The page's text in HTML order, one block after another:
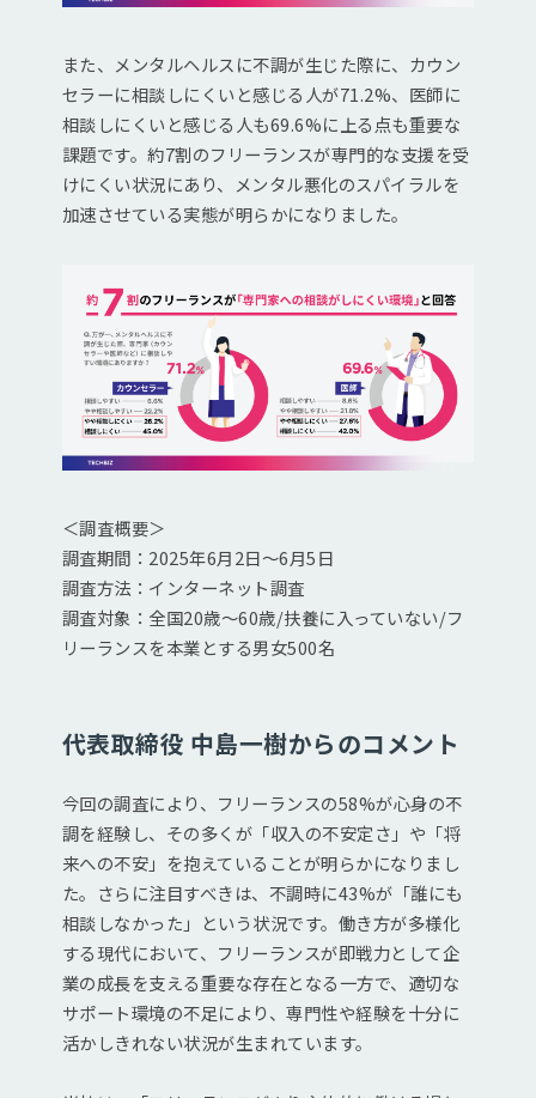
また、メンタルヘルスに不調が生じた際に、カウン
セラーに相談しにくいと感じる人が71.2%、医師に
相談しにくいと感じる人も69.6%に上る点も重要な
課題です。約7割のフリーランスが専門的な支援を受
けにくい状況にあり、メンタル悪化のスパイラルを
加速させている実態が明らかになりました。
＜調査概要＞
調査期間：2025年6月2日～6月5日
調査方法：インターネット調査
調査対象：全国20歳～60歳/扶養に入っていない/フ
リーランスを本業とする男女500名
代表取締役 中島一樹からのコメント
今回の調査により、フリーランスの58%が心身の不
調を経験し、その多くが「収入の不安定さ」や「将
来への不安」を抱えていることが明らかになりまし
た。さらに注目すべきは、不調時に43%が「誰にも
相談しなかった」という状況です。働き方が多様化
する現代において、フリーランスが即戦力として企
業の成長を支える重要な存在となる一方で、適切な
サポート環境の不足により、専門性や経験を十分に
活かしきれない状況が生まれています。